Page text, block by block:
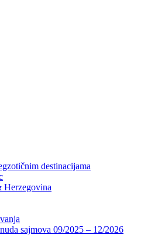
destinacijama
Herzegovina
sajmova 09/2025 – 12/2026